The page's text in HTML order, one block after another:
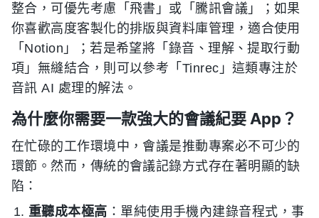
整合，可優先考慮「飛書」或「騰訊會議」；如果
你喜歡高度客製化的排版與資料庫管理，適合使用
「Notion」；若是希望將「錄音、理解、提取行動
項」無縫結合，則可以參考「Tinrec」這類專注於
音訊 AI 處理的解法。
為什麼你需要一款強大的會議紀要 App？
在忙碌的工作環境中，會議是推動專案必不可少的
環節。然而，傳統的會議記錄方式存在著明顯的缺
陷：
重聽成本極高 ：單純使用手機內建錄音程式，事